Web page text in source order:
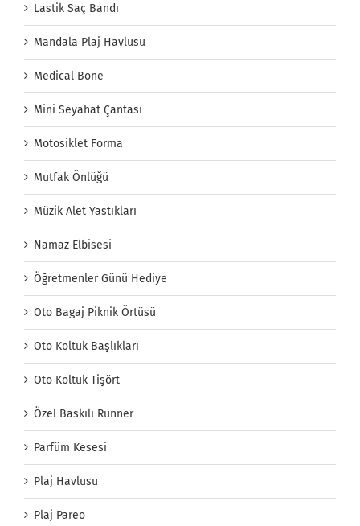
Lastik Saç Bandı
Mandala Plaj Havlusu
Medical Bone
Mini Seyahat Çantası
Motosiklet Forma
Mutfak Önlüğü
Müzik Alet Yastıkları
Namaz Elbisesi
Öğretmenler Günü Hediye
Oto Bagaj Piknik Örtüsü
Oto Koltuk Başlıkları
Oto Koltuk Tişört
Özel Baskılı Runner
Parfüm Kesesi
Plaj Havlusu
Plaj Pareo